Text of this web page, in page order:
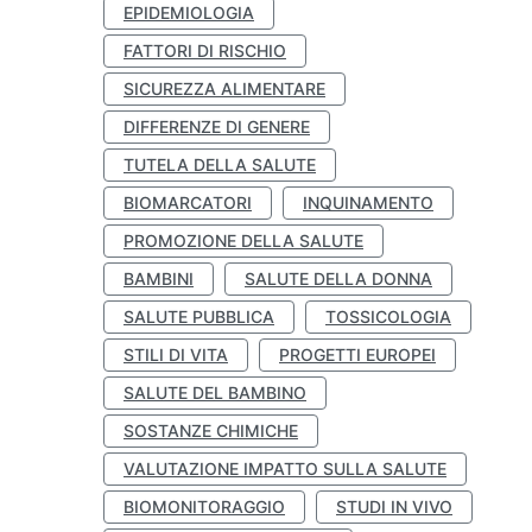
EPIDEMIOLOGIA
FATTORI DI RISCHIO
SICUREZZA ALIMENTARE
DIFFERENZE DI GENERE
TUTELA DELLA SALUTE
BIOMARCATORI
INQUINAMENTO
PROMOZIONE DELLA SALUTE
BAMBINI
SALUTE DELLA DONNA
SALUTE PUBBLICA
TOSSICOLOGIA
STILI DI VITA
PROGETTI EUROPEI
SALUTE DEL BAMBINO
SOSTANZE CHIMICHE
VALUTAZIONE IMPATTO SULLA SALUTE
BIOMONITORAGGIO
STUDI IN VIVO